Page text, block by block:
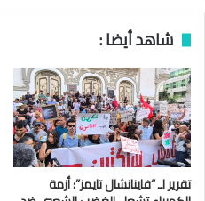
شاهد أيضا :
تقرير لـ “فاينانشال تايمز”: أزمة